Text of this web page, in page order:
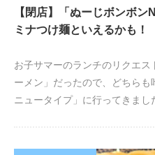
【閉店】「ぬーじボンボ
ミナつけ麺といえるかも！
お子サマーのランチのリクエ
ーメン」だったので、どちら
ニュータイプ」に行ってきま